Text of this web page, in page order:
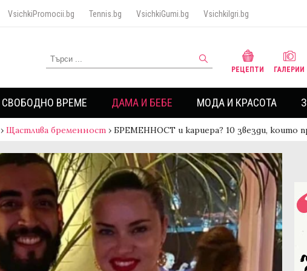
VsichkiPromocii.bg Tennis.bg VsichkiGumi.bg VsichkiIgri.bg
РЕЦЕПТИ ГАЛЕРИИ
СВОБОДНО ВРЕМЕ ДАМА И БЕБЕ МОДА И КРАСОТА
› Щастлива бременност › БРЕМЕННОСТ и кариера? 10 звезди, които